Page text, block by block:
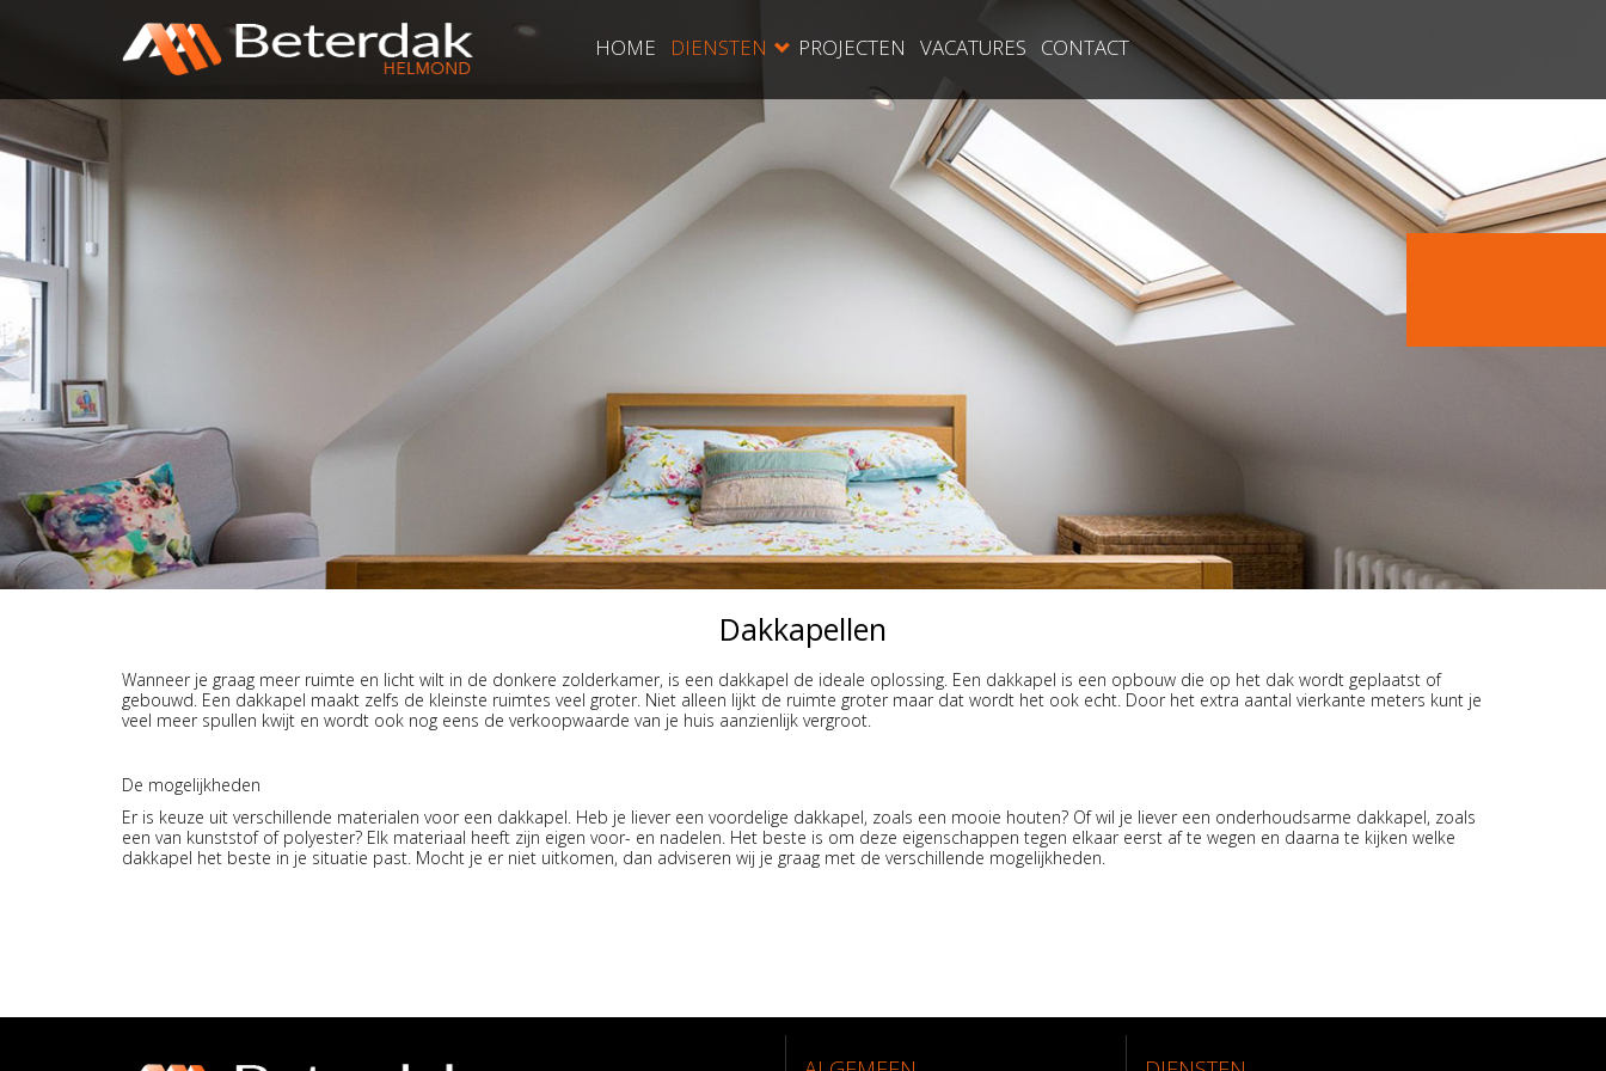
HOME DIENSTEN PROJECTEN VACATURES CONTACT
Dakkapellen
Wanneer je graag meer ruimte en licht wilt in de donkere zolderkamer, is een dakkapel de ideale oplossing. Een dakkapel is een opbouw die op het dak wordt geplaatst of
gebouwd. Een dakkapel maakt zelfs de kleinste ruimtes veel groter. Niet alleen lijkt de ruimte groter maar dat wordt het ook echt. Door het extra aantal vierkante meters kunt je
veel meer spullen kwijt en wordt ook nog eens de verkoopwaarde van je huis aanzienlijk vergroot.
De mogelijkheden
Er is keuze uit verschillende materialen voor een dakkapel. Heb je liever een voordelige dakkapel, zoals een mooie houten? Of wil je liever een onderhoudsarme dakkapel, zoals
een van kunststof of polyester? Elk materiaal heeft zijn eigen voor- en nadelen. Het beste is om deze eigenschappen tegen elkaar eerst af te wegen en daarna te kijken welke
dakkapel het beste in je situatie past. Mocht je er niet uitkomen, dan adviseren wij je graag met de verschillende mogelijkheden.